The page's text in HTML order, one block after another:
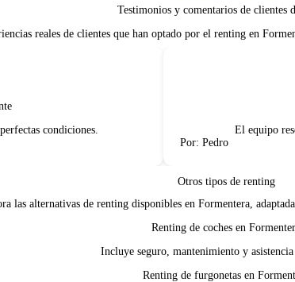
Testimonios y comentarios de clientes
reales de clientes que han optado por el renting en
condiciones.
El equipo
Por: Pedro
Otros tipos de renting
las alternativas de renting disponibles en Formentera,
Renting de coches en
Incluye seguro, mantenimiento y asistencia
Renting de furgonetas en